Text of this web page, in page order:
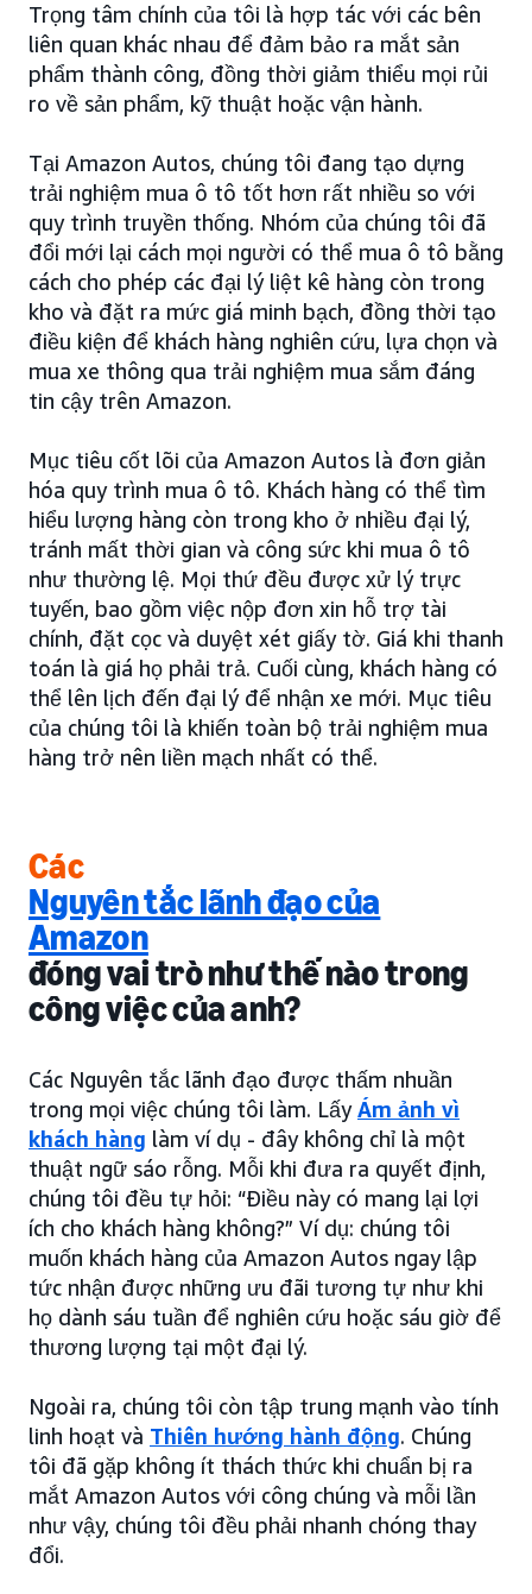
Trọng tâm chính của tôi là hợp tác với các bên
liên quan khác nhau để đảm bảo ra mắt sản
phẩm thành công, đồng thời giảm thiểu mọi rủi
ro về sản phẩm, kỹ thuật hoặc vận hành.
Tại Amazon Autos, chúng tôi đang tạo dựng
trải nghiệm mua ô tô tốt hơn rất nhiều so với
quy trình truyền thống. Nhóm của chúng tôi đã
đổi mới lại cách mọi người có thể mua ô tô bằng
cách cho phép các đại lý liệt kê hàng còn trong
kho và đặt ra mức giá minh bạch, đồng thời tạo
điều kiện để khách hàng nghiên cứu, lựa chọn và
mua xe thông qua trải nghiệm mua sắm đáng
tin cậy trên Amazon.
Mục tiêu cốt lõi của Amazon Autos là đơn giản
hóa quy trình mua ô tô. Khách hàng có thể tìm
hiểu lượng hàng còn trong kho ở nhiều đại lý,
tránh mất thời gian và công sức khi mua ô tô
như thường lệ. Mọi thứ đều được xử lý trực
tuyến, bao gồm việc nộp đơn xin hỗ trợ tài
chính, đặt cọc và duyệt xét giấy tờ. Giá khi thanh
toán là giá họ phải trả. Cuối cùng, khách hàng có
thể lên lịch đến đại lý để nhận xe mới. Mục tiêu
của chúng tôi là khiến toàn bộ trải nghiệm mua
hàng trở nên liền mạch nhất có thể.
Các
Nguyên tắc lãnh đạo của
Amazon
đóng vai trò như thế nào trong
công việc của anh?
Các Nguyên tắc lãnh đạo được thấm nhuần
trong mọi việc chúng tôi làm. LấyÁm ảnh vì
khách hàng làm ví dụ - đây không chỉ là một
thuật ngữ sáo rỗng. Mỗi khi đưa ra quyết định,
chúng tôi đều tự hỏi: “Điều này có mang lại lợi
ích cho khách hàng không?” Ví dụ: chúng tôi
muốn khách hàng của Amazon Autos ngay lập
tức nhận được những ưu đãi tương tự như khi
họ dành sáu tuần để nghiên cứu hoặc sáu giờ để
thương lượng tại một đại lý.
Ngoài ra, chúng tôi còn tập trung mạnh vào tính
linh hoạt và Thiên hướng hành động. Chúng
tôi đã gặp không ít thách thức khi chuẩn bị ra
mắt Amazon Autos với công chúng và mỗi lần
như vậy, chúng tôi đều phải nhanh chóng thay
đổi.